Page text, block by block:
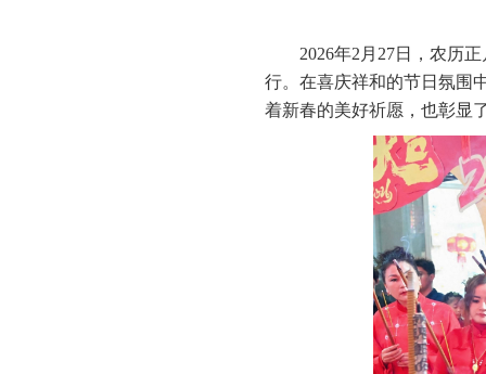
2026年2月27日，农历
行。在喜庆祥和的节日氛围
着新春的美好祈愿，也彰显